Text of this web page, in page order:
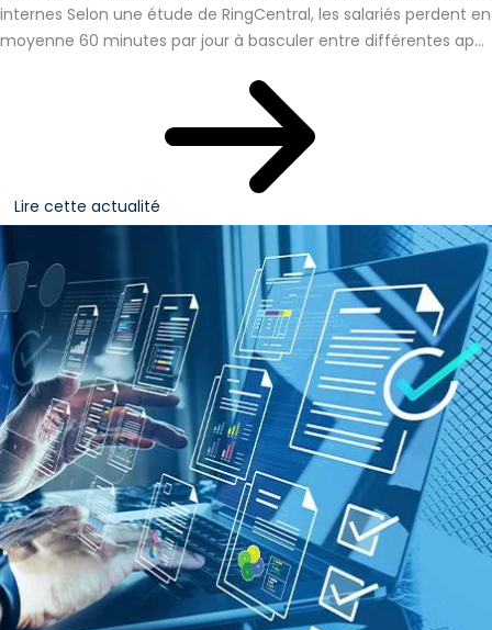
internes Selon une étude de RingCentral, les salariés perdent en
moyenne 60 minutes par jour à basculer entre différentes ap...
Lire cette actualité